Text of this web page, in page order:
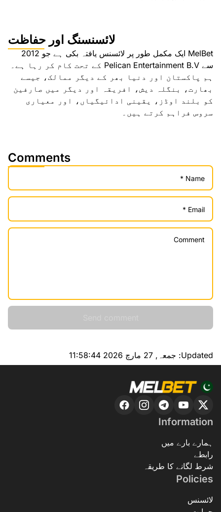
لائسنسنگ اور حفاظت
MelBet ایک مکمل طور پر لائسنس یافتہ بکی ہے جو 2012
سے Pelican Entertainment B.V کے تحت کام کر رہا ہے۔
ہم پاکستان اور دنیا بھر کے دیگر ممالک، جیسے
بھارت، بنگلہ دیش، افریقہ اور دیگر میں صارفین
کو بلند اوڈز، یقینی ادائیگیاں، اور معیاری
سروس فراہم کرتے ہیں۔
Comments
Updated: جمعہ, 27 مارچ 2026 11:58:44
Information
ہمارے بارے میں
رابطے
شرط لگانے کا طریقہ
Policies
لائسنس